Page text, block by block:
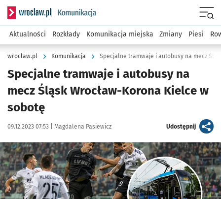
Serwis informacyjny wroclaw.pl podserwis: Komunikacja
Aktualności Rozkłady Komunikacja miejska Zmiany Piesi
wroclaw.pl Komunikacja Specjalne tramwaje i autobusy na mecz
Specjalne tramwaje i autobusy na
mecz Śląsk Wrocław-Korona Kielce w
sobotę
Data publikacji:
09.12.2023 07:53 | Autor:
Magdalena Pasiewicz Udostępnijartykuł
Kliknij, aby powiększyć